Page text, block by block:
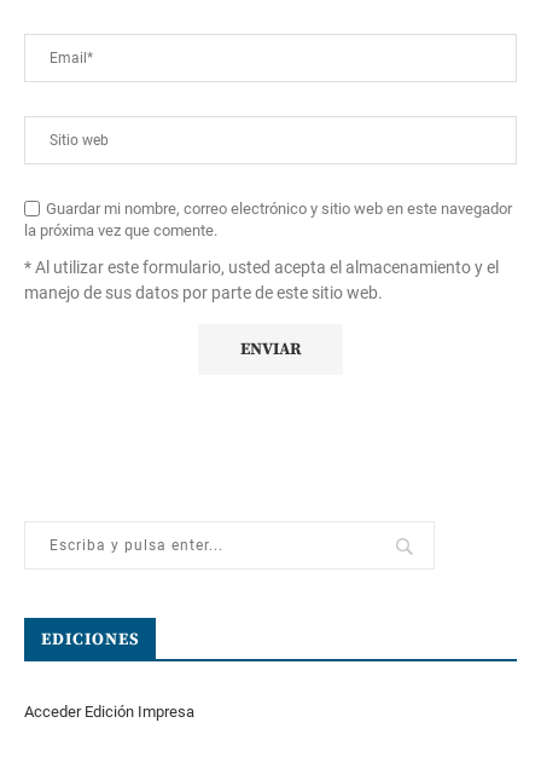
Guardar mi nombre, correo electrónico y sitio web en este navegador
la próxima vez que comente.
* Al utilizar este formulario, usted acepta el almacenamiento y el
manejo de sus datos por parte de este sitio web.
EDICIONES
Acceder Edición Impresa